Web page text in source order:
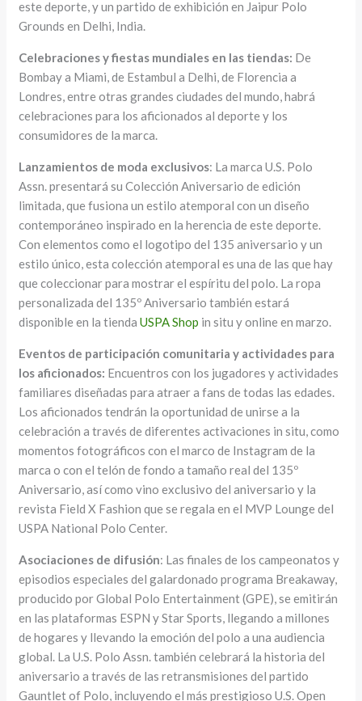
este deporte, y un partido de exhibición en Jaipur Polo
Grounds en Delhi, India.
Celebraciones y fiestas mundiales en las tiendas: De
Bombay a Miami, de Estambul a Delhi, de Florencia a
Londres, entre otras grandes ciudades del mundo, habrá
celebraciones para los aficionados al deporte y los
consumidores de la marca.
Lanzamientos de moda exclusivos: La marca U.S. Polo
Assn. presentará su Colección Aniversario de edición
limitada, que fusiona un estilo atemporal con un diseño
contemporáneo inspirado en la herencia de este deporte.
Con elementos como el logotipo del 135 aniversario y un
estilo único, esta colección atemporal es una de las que hay
que coleccionar para mostrar el espíritu del polo. La ropa
personalizada del 135º Aniversario también estará
disponible en la tiendaUSPA Shop in situ y online en marzo.
Eventos de participación comunitaria y actividades para
los aficionados: Encuentros con los jugadores y actividades
familiares diseñadas para atraer a fans de todas las edades.
Los aficionados tendrán la oportunidad de unirse a la
celebración a través de diferentes activaciones in situ, como
momentos fotográficos con el marco de Instagram de la
marca o con el telón de fondo a tamaño real del 135º
Aniversario, así como vino exclusivo del aniversario y la
revista Field X Fashion que se regala en el MVP Lounge del
USPA National Polo Center.
Asociaciones de difusión: Las finales de los campeonatos y
episodios especiales del galardonado programa Breakaway,
producido por Global Polo Entertainment (GPE), se emitirán
en las plataformas ESPN y Star Sports, llegando a millones
de hogares y llevando la emoción del polo a una audiencia
global. La U.S. Polo Assn. también celebrará la historia del
aniversario a través de las retransmisiones del partido
Gauntlet of Polo, incluyendo el más prestigioso U.S. Open